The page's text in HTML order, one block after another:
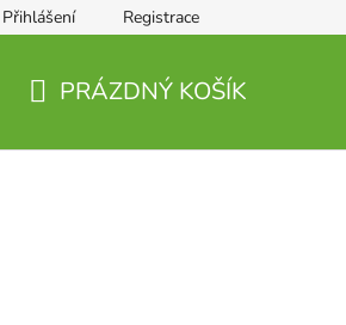
Přihlášení Registrace
PRÁZDNÝ KOŠÍK